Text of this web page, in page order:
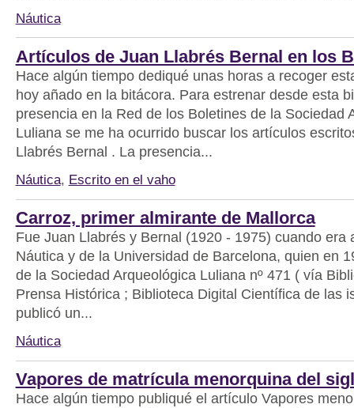
Náutica
Artículos de Juan Llabrés Bernal en los
Hace algún tiempo dediqué unas horas a recoger
hoy añado en la bitácora. Para estrenar desde esta
presencia en la Red de los Boletines de la Sociedad
Luliana se me ha ocurrido buscar los artículos
Llabrés Bernal . La presencia...
Náutica, Escrito en el vaho
Carroz, primer almirante de Mallorca
Fue Juan Llabrés y Bernal (1920 - 1975) cuando era
Náutica y de la Universidad de Barcelona, quien en
de la Sociedad Arqueológica Luliana nº 471 ( vía
Prensa Histórica ; Biblioteca Digital Científica de las
publicó un...
Náutica
Vapores de matrícula menorquina del
Hace algún tiempo publiqué el artículo Vapores